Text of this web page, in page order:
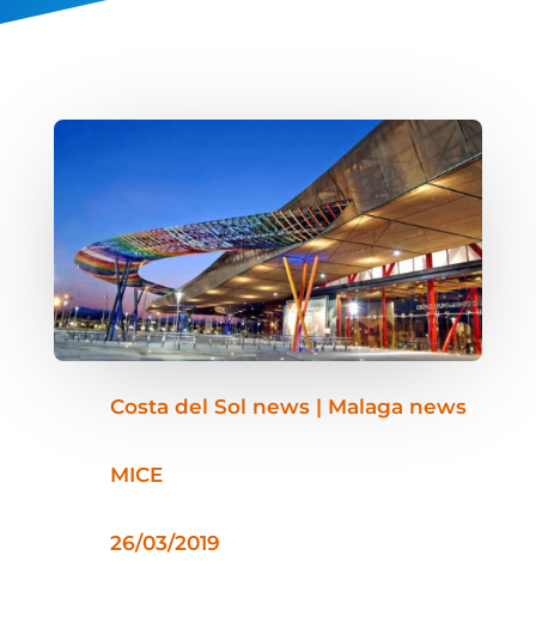
Costa del Sol news | Malaga news
MICE
26/03/2019